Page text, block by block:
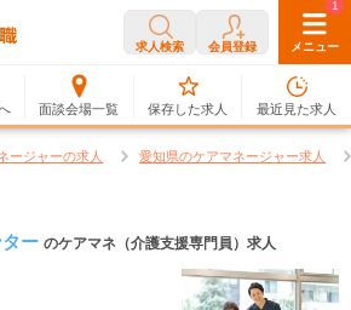
求人検索 会員登録 メニュー
面談会場一覧
0
保存した求人
1
最近見た求人
ージャーの求人 愛知県のケアマネージャー求人
ー のケアマネ（介護支援専門員）求人